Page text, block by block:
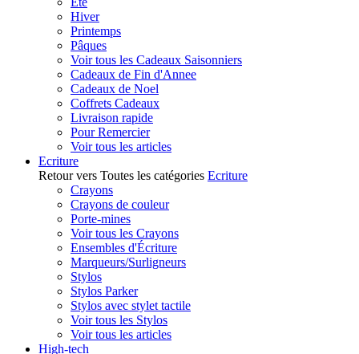
Hiver
Printemps
Pâques
Voir tous les Cadeaux Saisonniers
Cadeaux de Fin d'Annee
Cadeaux de Noel
Coffrets Cadeaux
Livraison rapide
Pour Remercier
Voir tous les articles
Ecriture
Retour vers Toutes les catégories Ecriture
Crayons
Crayons de couleur
Porte-mines
Voir tous les Crayons
Ensembles d'Écriture
Marqueurs/Surligneurs
Stylos
Stylos Parker
Stylos avec stylet tactile
Voir tous les Stylos
Voir tous les articles
High-tech